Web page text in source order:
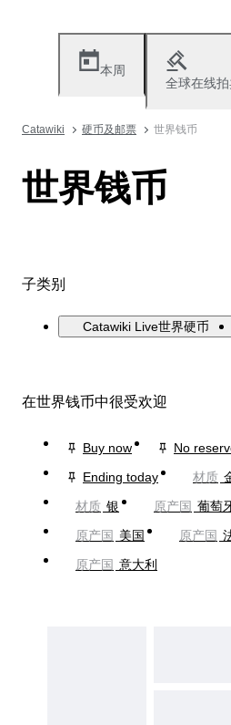
本周
全球在线
Catawiki 硬币及邮票 世界钱币
世界钱币
子类别
Catawiki Live世界硬币
在世界钱币中很受欢迎
Buy now
No
Ending today
材质
材质 银 原产国 葡萄
原产国 美国 原产国
原产国 意大利